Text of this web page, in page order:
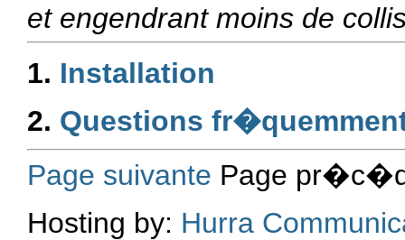
et engendrant moins de
1. Installation
2. Questions
Page suivante Page
Hosting by: Hurra